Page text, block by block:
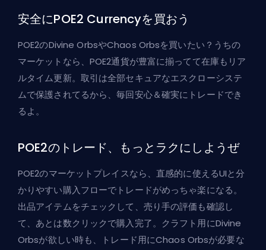
安全にPOE2 Currencyを買おう
POE2のDivine OrbsやChaos Orbsを買いたい？うちの
マーケットなら、POE2通貨が豊富に揃ってて在庫もリア
ルタイム更新。取引は全部セキュアなエスクローシステ
ムで保護されてるから、毎回安心＆確実にトレードでき
るよ。
POE2のトレード、もっとラクにしようぜ
POE2のマーケットプレイスなら、直感的に使えるUIと分
かりやすい購入フローでトレードがめっちゃ楽になる。
出品アイテムをチェックして、売り手の評価も確認し
て、あとは数クリックで購入完了。クラフト用にDivine
Orbsが欲しい時も、トレード用にChaos Orbsが必要な